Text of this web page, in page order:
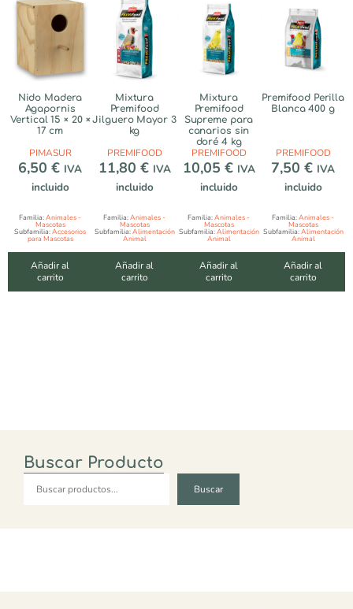
Nido Madera
Agapornis
Vertical 15 × 20 ×
17 cm
PIMASUR
6,50 € IVA
incluido
Familia:Animales -
Mascotas
Subfamilia:Accesorios
para Mascotas
Añadir al
carrito
Mixtura
Premifood
Jilguero Mayor 3
kg
PREMIFOOD
11,80 € IVA
incluido
Familia:Animales -
Mascotas
Subfamilia:Alimentación
Animal
Añadir al
carrito
Mixtura
Premifood
Supreme para
canarios sin
doré 4 kg
PREMIFOOD
10,05 € IVA
incluido
Familia:Animales -
Mascotas
Subfamilia:Alimentación
Animal
Añadir al
carrito
Premifood Perilla
Blanca 400 g
PREMIFOOD
7,50 € IVA
incluido
Familia:Animales -
Mascotas
Subfamilia:Alimentación
Animal
Añadir al
carrito
Buscar Producto
Buscar